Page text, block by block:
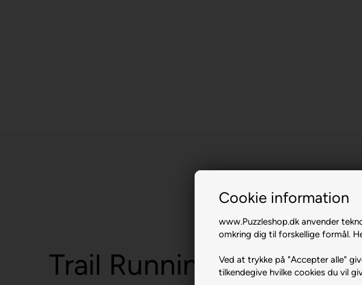
Cookie information
www.Puzzleshop.dk anvender
omkring dig til forskellige formål.
Ved at trykke på "Accepter alle"
tilkendegive hvilke cookies du vil
Trail Running.